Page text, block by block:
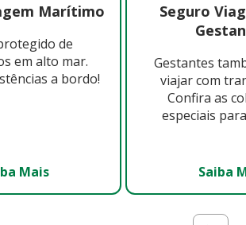
Marítimo
de
em alto mar.
a bordo!
Mais
Seguro
Gestantes
viajar com
Confira as
especiais
Saiba